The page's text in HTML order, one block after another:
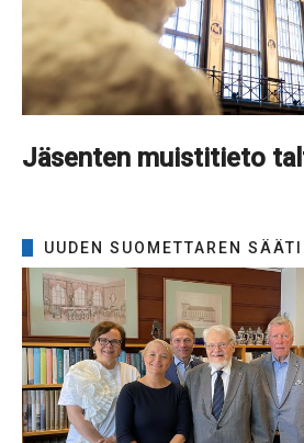
Jäsenten muistitieto
UUDEN SUOMETTAREN